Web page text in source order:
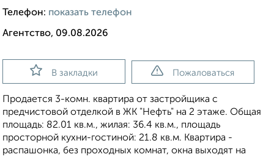
Телефон: показать телефон
Агентство, 09.08.2026
В закладки Пожаловаться
Продается 3-комн. квартира от застройщика с
предчистовой отделкой в ЖК "Нефть" на 2 этаже. Общая
площадь: 82.01 кв.м., жилая: 36.4 кв.м., площадь
просторной кухни-гостиной: 21.8 кв.м. Квартира -
распашонка, без проходных комнат, окна выходят на